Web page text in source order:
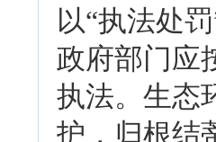
以“执法处
政府部门应
执法。生态
护，归根结